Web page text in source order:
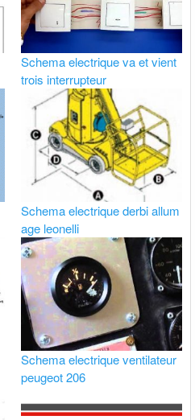
Schema electrique va et vient
trois interrupteur
Schema electrique derbi allum
age leonelli
Schema electrique ventilateur
peugeot 206